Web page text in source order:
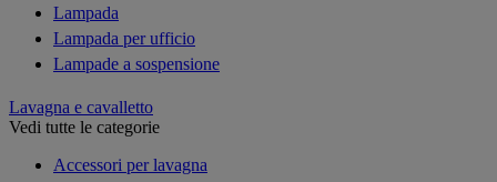
Lampada
Lampada per ufficio
Lampade a sospensione
Lavagna e cavalletto
Vedi tutte le categorie
Accessori per lavagna